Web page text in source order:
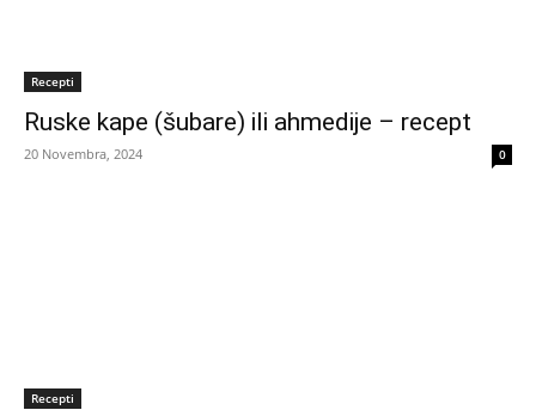
Recepti
Ruske kape (šubare) ili ahmedije – recept
20 Novembra, 2024 0
Recepti